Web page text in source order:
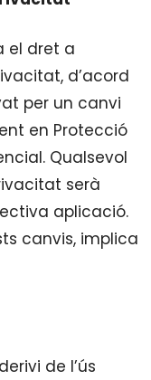
el dret a
d’acord
per un canvi
en Protecció
Qualsevol
serà
aplicació.
canvis, implica
de l’ús